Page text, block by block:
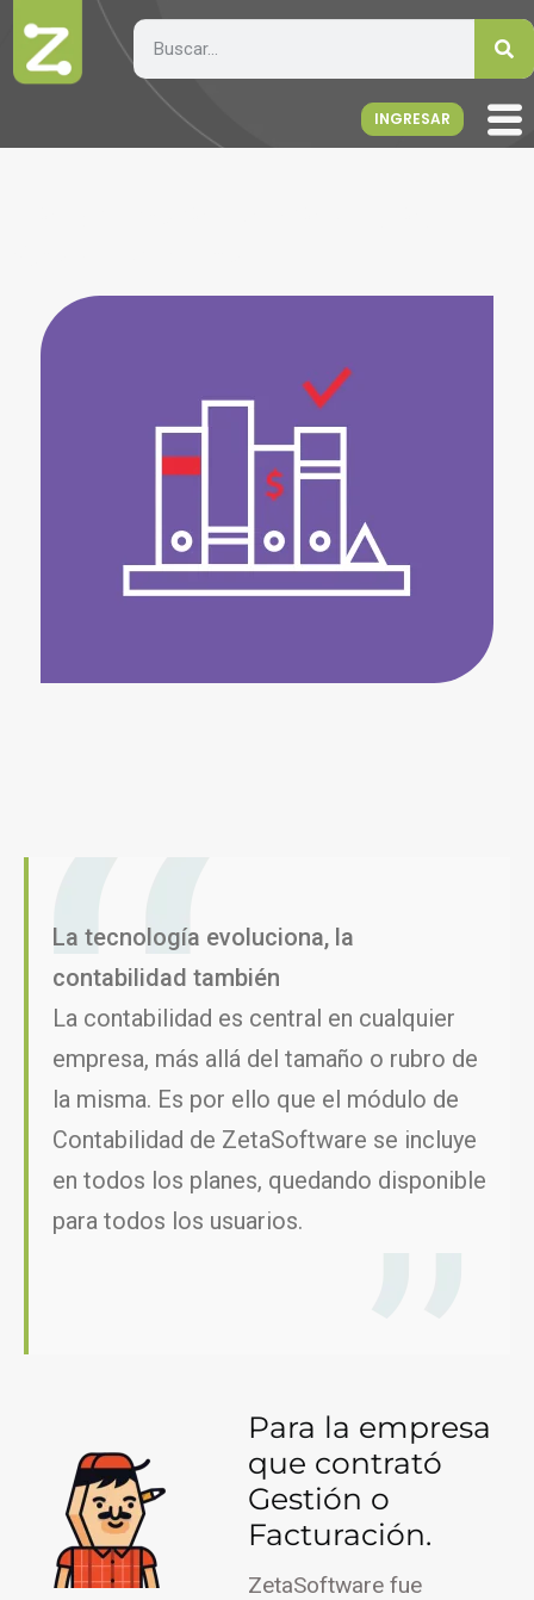
INGRESAR
La tecnología evoluciona, la
contabilidad también
La contabilidad es central en cualquier
empresa, más allá del tamaño o rubro de
la misma. Es por ello que el módulo de
Contabilidad de ZetaSoftware se incluye
en todos los planes, quedando disponible
para todos los usuarios.
Para la empresa
que contrató
Gestión o
Facturación.
ZetaSoftware fue